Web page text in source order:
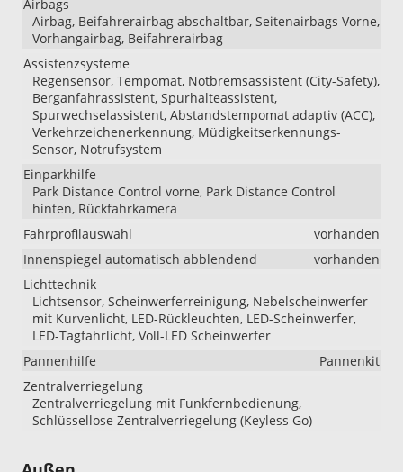
Airbags
Airbag, Beifahrerairbag abschaltbar, Seitenairbags Vorne,
Vorhangairbag, Beifahrerairbag
Assistenzsysteme
Regensensor, Tempomat, Notbremsassistent (City-Safety),
Berganfahrassistent, Spurhalteassistent,
Spurwechselassistent, Abstandstempomat adaptiv (ACC),
Verkehrzeichenerkennung, Müdigkeitserkennungs-
Sensor, Notrufsystem
Einparkhilfe
Park Distance Control vorne, Park Distance Control
hinten, Rückfahrkamera
Fahrprofilauswahl
vorhanden
Innenspiegel automatisch abblendend
vorhanden
Lichttechnik
Lichtsensor, Scheinwerferreinigung, Nebelscheinwerfer
mit Kurvenlicht, LED-Rückleuchten, LED-Scheinwerfer,
LED-Tagfahrlicht, Voll-LED Scheinwerfer
Pannenhilfe
Pannenkit
Zentralverriegelung
Zentralverriegelung mit Funkfernbedienung,
Schlüssellose Zentralverriegelung (Keyless Go)